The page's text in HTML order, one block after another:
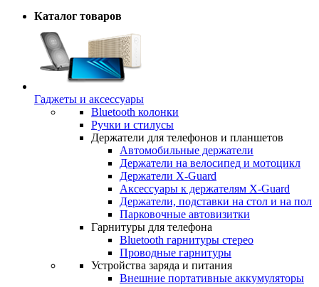
Каталог товаров
Гаджеты и аксессуары
Bluetooth колонки
Ручки и стилусы
Держатели для телефонов и планшетов
Автомобильные держатели
Держатели на велосипед и мотоцикл
Держатели X-Guard
Аксессуары к держателям X-Guard
Держатели, подставки на стол и на пол
Парковочные автовизитки
Гарнитуры для телефона
Bluetooth гарнитуры стерео
Проводные гарнитуры
Устройства заряда и питания
Внешние портативные аккумуляторы